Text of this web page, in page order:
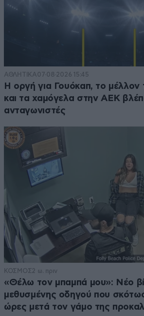
ΑΘΛΗΤΙΚΑ07·08·2026 15:45
Η οργή για Γουόκαπ, το μέλλον
και τα χαμόγελα στην ΑΕΚ
ανταγωνιστές
ΚΟΣΜΟΣ2 ω. πριν
«Θέλω τον μπαμπά μου»: Νέο
μεθυσμένης οδηγού που
ώρες μετά τον γάμο της